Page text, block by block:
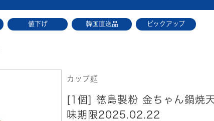
値下げ 韓国直送品 ピックアップ
カップ麺
[1個] 徳島製粉 金ちゃん鍋焼
味期限2025.02.22